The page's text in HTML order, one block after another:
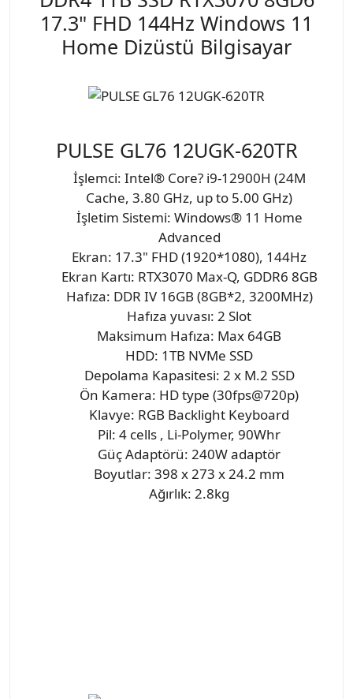
17.3" FHD 144Hz Windows 11
Home Dizüstü Bilgisayar
PULSE GL76 12UGK-620TR
İşlemci: Intel® Core? i9-12900H (24M
Cache, 3.80 GHz, up to 5.00 GHz)
İşletim Sistemi: Windows® 11 Home
Advanced
Ekran: 17.3" FHD (1920*1080), 144Hz
Ekran Kartı: RTX3070 Max-Q, GDDR6 8GB
Hafıza: DDR IV 16GB (8GB*2, 3200MHz)
Hafıza yuvası: 2 Slot
Maksimum Hafıza: Max 64GB
HDD: 1TB NVMe SSD
Depolama Kapasitesi: 2 x M.2 SSD
Ön Kamera: HD type (30fps@720p)
Klavye: RGB Backlight Keyboard
Pil: 4 cells , Li-Polymer, 90Whr
Güç Adaptörü: 240W adaptör
Boyutlar: 398 x 273 x 24.2 mm
Ağırlık: 2.8kg